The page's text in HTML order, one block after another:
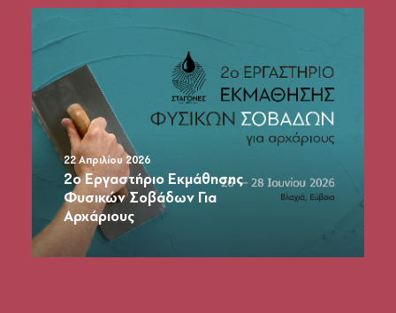
22 Απριλίου 2026
1o Εργαστήριο Εκμάθησης
Φυσικών Σοβάδων Για
Αρχάριους